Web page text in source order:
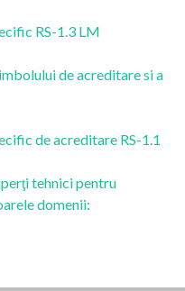
RS-1.3 LM
de acreditare si a
de acreditare RS-1.1
tehnici pentru
domenii: